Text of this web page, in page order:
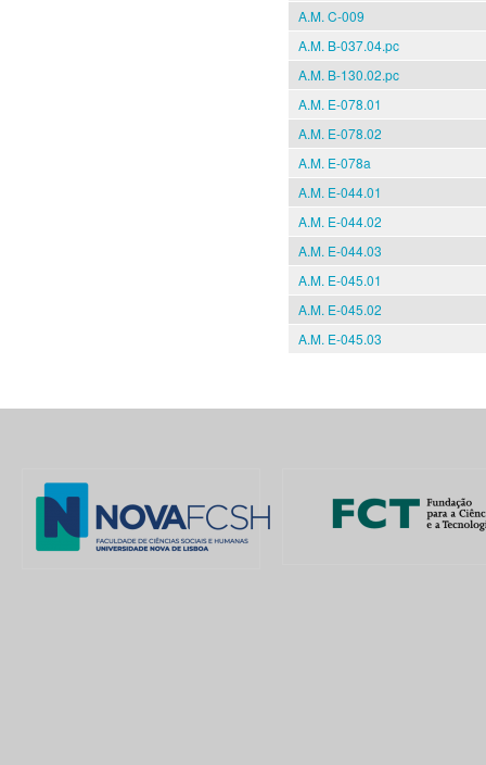
A.M. C-009
A.M. B-037.04.pc
A.M. B-130.02.pc
A.M. E-078.01
A.M. E-078.02
A.M. E-078a
A.M. E-044.01
A.M. E-044.02
A.M. E-044.03
A.M. E-045.01
A.M. E-045.02
A.M. E-045.03